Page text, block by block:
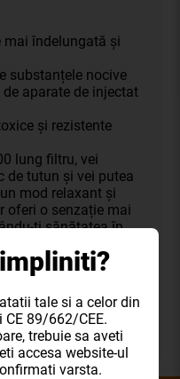
îndelungată și
substanțele nocive
aparate de injectat
și rezistente
lung filtru, vei
de tutun și vei putea
mod relaxant și
oferi o senzație mai
ți sănătatea în
pasionat sau doar
de țigări Cartel 500
pentru o
și lipsită de
tale si a celor din
89/662/CEE.
trebuie sa aveti
accesa website-ul
varsta.